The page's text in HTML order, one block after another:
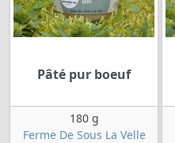
Pâté pur boeuf
180 g
Ferme De Sous La Velle